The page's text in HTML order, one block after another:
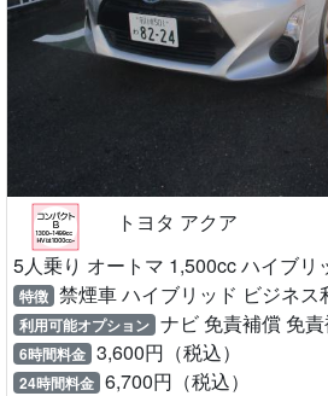
トヨタ アクア
5人乗り オートマ 1,500cc ハイブリ
特徴 禁煙車 ハイブリッド ビジネス
利用可能オプション ナビ 免責補償 免
6時間料金 3,600円（税込）
24時間料金 6,700円（税込）